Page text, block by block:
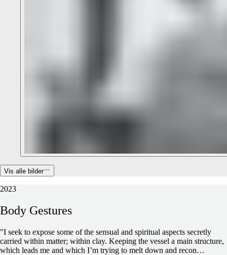
Vis alle bilder
2023
Body Gestures
"I seek to expose some of the sensual and spiritual aspects secretly
carried within matter; within clay. Keeping the vessel a main structure,
which leads me and which I’m trying to melt down and recon…